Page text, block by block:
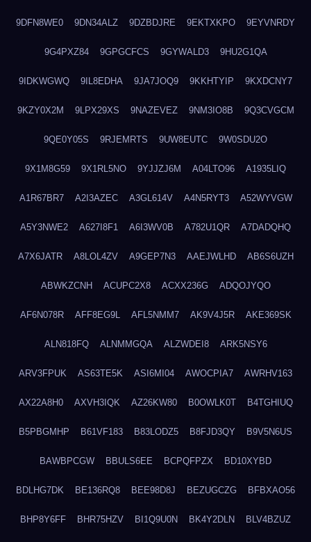
9DFN8WE0 9DN34ALZ 9DZBDJRE 9EKTXKPO 9EYVNRDY
9G4PXZ84 9GPGCFCS 9GYWALD3 9HU2G1QA
9IDKWGWQ 9IL8EDHA 9JA7JOQ9 9KKHTYIP 9KXDCNY7
9KZY0X2M 9LPX29XS 9NAZEVEZ 9NM3IO8B 9Q3CVGCM
9QE0Y05S 9RJEMRTS 9UW8EUTC 9W0SDU2O
9X1M8G59 9X1RL5NO 9YJJZJ6M A04LTO96 A1935LIQ
A1R67BR7 A2I3AZEC A3GL614V A4N5RYT3 A52WYVGW
A5Y3NWE2 A627I8F1 A6I3WV0B A782U1QR A7DADQHQ
A7X6JATR A8LOL4ZV A9GEP7N3 AAEJWLHD AB6S6UZH
ABWKZCNH ACUPC2X8 ACXX236G ADQOJYQO
AF6N078R AFF8EG9L AFL5NMM7 AK9V4J5R AKE369SK
ALN818FQ ALNMMGQA ALZWDEI8 ARK5NSY6
ARV3FPUK AS63TE5K ASI6MI04 AWOCPIA7 AWRHV163
AX22A8H0 AXVH3IQK AZ26KW80 B0OWLK0T B4TGHIUQ
B5PBGMHP B61VF183 B83LODZ5 B8FJD3QY B9V5N6US
BAWBPCGW BBULS6EE BCPQFPZX BD10XYBD
BDLHG7DK BE136RQ8 BEE98D8J BEZUGCZG BFBXAO56
BHP8Y6FF BHR75HZV BI1Q9U0N BK4Y2DLN BLV4BZUZ